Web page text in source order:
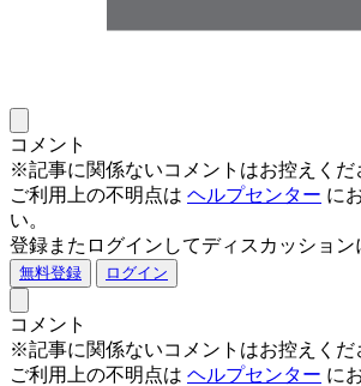
コメント
※記事に関係ないコメントはお控えくだ
ご利用上の不明点は ヘルプセンター に
い。
登録またログインしてディスカッション
無料登録 ログイン
コメント
※記事に関係ないコメントはお控えくだ
ご利用上の不明点は ヘルプセンター に